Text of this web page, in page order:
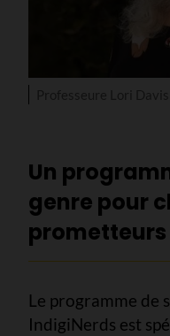
Un
genre pour
prometteurs
Le programme de
IndigiNerds est